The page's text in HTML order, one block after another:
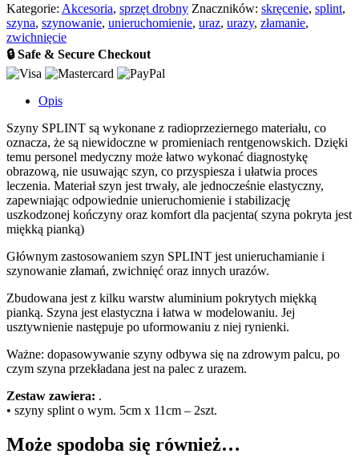
Kategorie: Akcesoria, sprzęt drobny Znaczników: skręcenie, splint,
szyna, szynowanie, unieruchomienie, uraz, urazy, złamanie,
zwichnięcie
🔒 Safe & Secure Checkout
Opis
Szyny SPLINT są wykonane z radioprzeziernego materiału, co
oznacza, że są niewidoczne w promieniach rentgenowskich. Dzięki
temu personel medyczny może łatwo wykonać diagnostykę
obrazową, nie usuwając szyn, co przyspiesza i ułatwia proces
leczenia. Materiał szyn jest trwały, ale jednocześnie elastyczny,
zapewniając odpowiednie unieruchomienie i stabilizację
uszkodzonej kończyny oraz komfort dla pacjenta( szyna pokryta jest
miękką pianką)
Głównym zastosowaniem szyn SPLINT jest unieruchamianie i
szynowanie złamań, zwichnięć oraz innych urazów.
Zbudowana jest z kilku warstw aluminium pokrytych miękką
pianką. Szyna jest elastyczna i łatwa w modelowaniu. Jej
usztywnienie następuje po uformowaniu z niej rynienki.
Ważne: dopasowywanie szyny odbywa się na zdrowym palcu, po
czym szyna przekładana jest na palec z urazem.
Zestaw zawiera: .
• szyny splint o wym. 5cm x 11cm – 2szt.
Może spodoba się również…